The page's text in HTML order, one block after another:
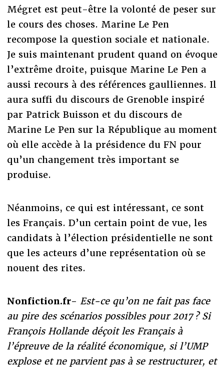
Mégret est peut-être la volonté de peser sur
le cours des choses. Marine Le Pen
recompose la question sociale et nationale.
Je suis maintenant prudent quand on évoque
l’extrême droite, puisque Marine Le Pen a
aussi recours à des références gaulliennes. Il
aura suffi du discours de Grenoble inspiré
par Patrick Buisson et du discours de
Marine Le Pen sur la République au moment
où elle accède à la présidence du FN pour
qu’un changement très important se
produise.
Néanmoins, ce qui est intéressant, ce sont
les Français. D’un certain point de vue, les
candidats à l’élection présidentielle ne sont
que les acteurs d’une représentation où se
nouent des rites.
Nonfiction.fr- Est-ce qu’on ne fait pas face
au pire des scénarios possibles pour 2017 ? Si
François Hollande déçoit les Français à
l’épreuve de la réalité économique, si l’UMP
explose et ne parvient pas à se restructurer, et